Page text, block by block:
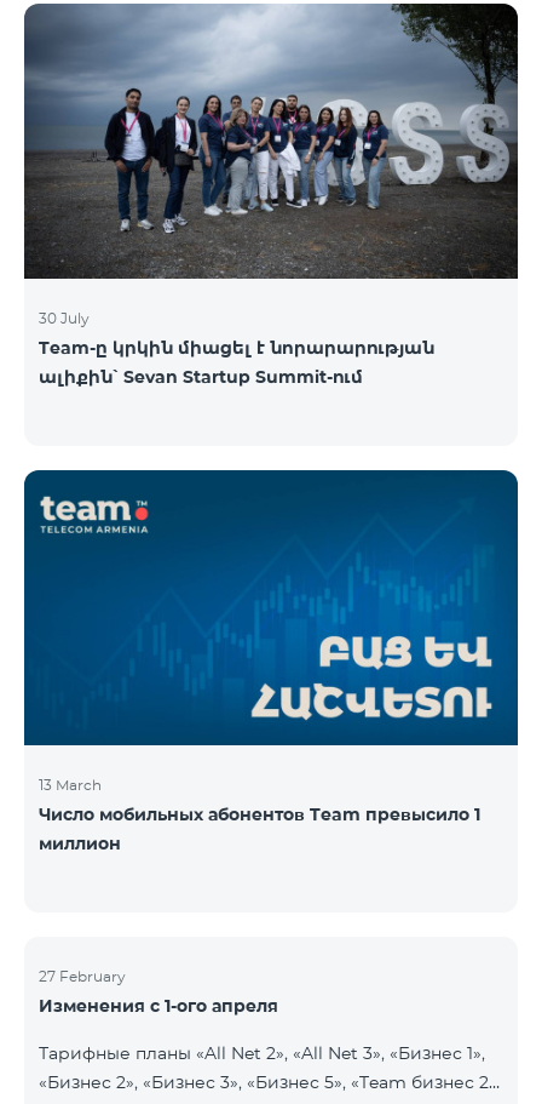
30 July
Team-ը կրկին միացել է նորարարության
ալիքին՝ Sevan Startup Summit-ում
13 March
Число мобильных абонентов Team превысило 1
миллион
27 February
Изменения с 1-ого апреля
Тарифные планы «All Net 2», «All Net 3», «Бизнес 1»,
«Бизнес 2», «Бизнес 3», «Бизнес 5», «Team бизнес 2»,